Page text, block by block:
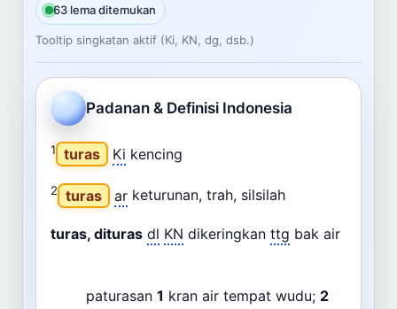
Dashboard Pencarian
63 lema ditemukan
Tooltip singkatan aktif (Ki, KN, dg, dsb.)
Padanan & Definisi Indonesia
1 turas Ki kencing
2 turas ar keturunan, trah, silsilah
turas, dituras dl KN dikeringkan ttg bak air
paturasan 1 kran air tempat wudu; 2